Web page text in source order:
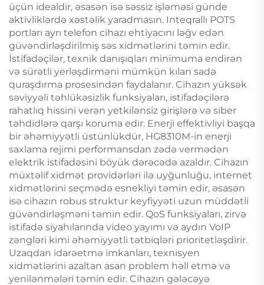
üçün idealdir, əsasən isə səssiz işləməsi günde
aktivliklərdə xəstəlik yaradmasın. Inteqrallı POTS
portları ayrı telefon cihazı ehtiyacını ləğv edən
güvəndirləşdirilmiş səs xidmətlərini təmin edir.
İstifadəçilər, texnik danışıqları minimuma endirən
və sürətli yerləşdirməni mümkün kılan sadə
quraşdırma prosesindən faydalanır. Cihazın yüksək
səviyyəli təhlükəsizlik funksiyaları, istifadəçilərə
rahatlıq hissini verən yetkilənsiz girişlərə və siber
təhdidlərə qarşı koruma edir. Enerji effektivliyi başqa
bir əhəmiyyətli üstünlükdür, HG8310M-in enerji
saxlama rejimi performansdan zədə vermədən
elektrik istifadəsini böyük dərəcədə azaldır. Cihazın
müxtəlif xidmət providərləri ilə uyğunluğu, internet
xidmətlərini seçmədə esnekliyi təmin edir, əsasən
isə cihazın robus struktur keyfiyyəti uzun müddətli
güvəndirləşməni təmin edir. QoS funksiyaları, zirvə
istifadə siyahılarında video yayımı və aydın VoIP
zəngləri kimi əhəmiyyətli tətbiqləri prioritetləşdirir.
Uzaqdan idarəetmə imkanları, texnisyen
xidmətlərini azaltan asan problem həll etmə və
yenilənmələri təmin edir. Cihazın gələcəyə